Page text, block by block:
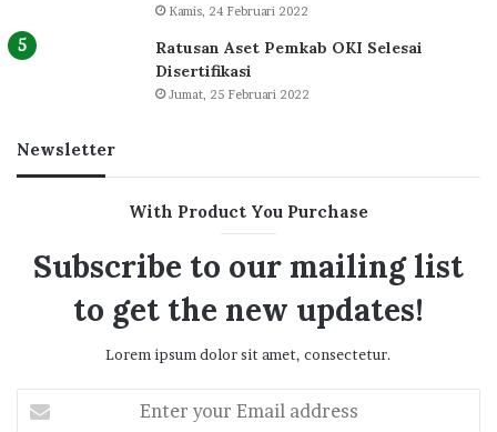
Kamis, 24 Februari 2022
Ratusan Aset Pemkab OKI Selesai
Disertifikasi
Jumat, 25 Februari 2022
Newsletter
With Product You Purchase
Subscribe to our mailing list
to get the new updates!
Lorem ipsum dolor sit amet, consectetur.
your